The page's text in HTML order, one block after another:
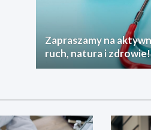
Zapraszamy na
ruch, natura i zdrowie!